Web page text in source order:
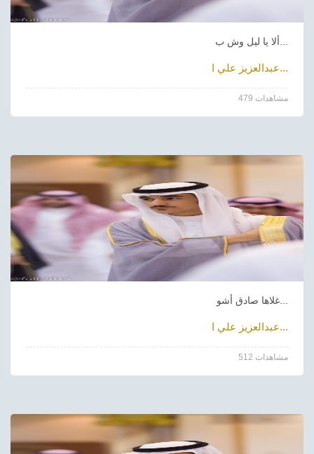
عبدالعزيز علي ا...
479 مشاهدات
عبدالعزيز علي ا...
512 مشاهدات